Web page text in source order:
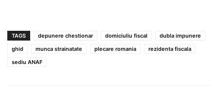
TAGS depunere chestionar domiciuliu fiscal
dubla impunere
ghid
munca strainatate plecare romania
rezidenta fiscala
sediu ANAF